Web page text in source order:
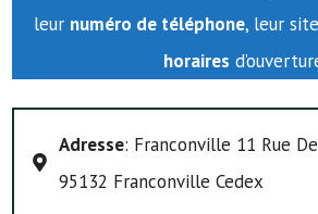
leur numéro de téléphone, leur
horaires
Adresse: Franconville 11 Rue
95132 Franconville Cedex